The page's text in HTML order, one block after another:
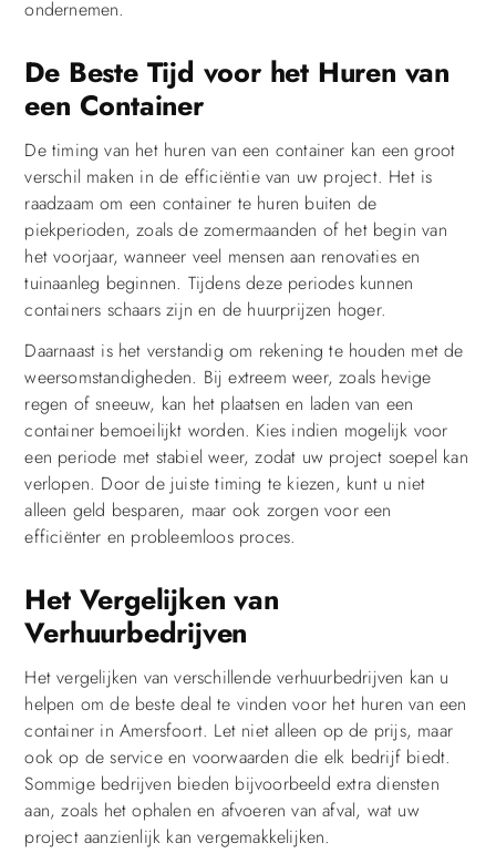
ondernemen.
De Beste Tijd voor het Huren van
een Container
De timing van het huren van een container kan een groot
verschil maken in de efficiëntie van uw project. Het is
raadzaam om een container te huren buiten de
piekperioden, zoals de zomermaanden of het begin van
het voorjaar, wanneer veel mensen aan renovaties en
tuinaanleg beginnen. Tijdens deze periodes kunnen
containers schaars zijn en de huurprijzen hoger.
Daarnaast is het verstandig om rekening te houden met de
weersomstandigheden. Bij extreem weer, zoals hevige
regen of sneeuw, kan het plaatsen en laden van een
container bemoeilijkt worden. Kies indien mogelijk voor
een periode met stabiel weer, zodat uw project soepel kan
verlopen. Door de juiste timing te kiezen, kunt u niet
alleen geld besparen, maar ook zorgen voor een
efficiënter en probleemloos proces.
Het Vergelijken van
Verhuurbedrijven
Het vergelijken van verschillende verhuurbedrijven kan u
helpen om de beste deal te vinden voor het huren van een
container in Amersfoort. Let niet alleen op de prijs, maar
ook op de service en voorwaarden die elk bedrijf biedt.
Sommige bedrijven bieden bijvoorbeeld extra diensten
aan, zoals het ophalen en afvoeren van afval, wat uw
project aanzienlijk kan vergemakkelijken.